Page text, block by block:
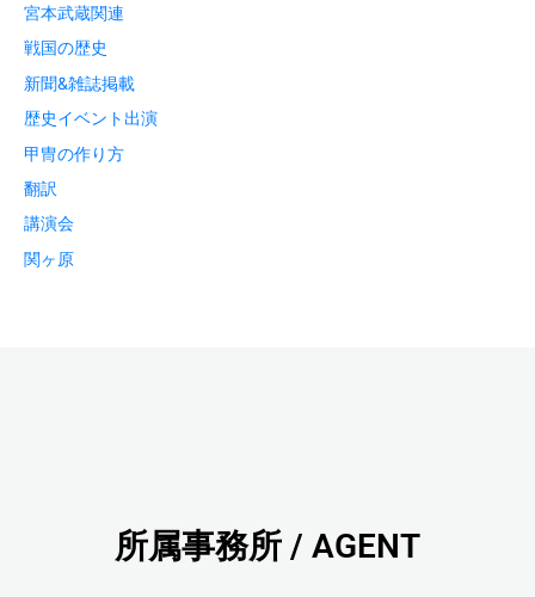
宮本武蔵関連
戦国の歴史
新聞&雑誌掲載
歴史イベント出演
甲冑の作り方
翻訳
講演会
関ヶ原
所属事務所 / AGENT